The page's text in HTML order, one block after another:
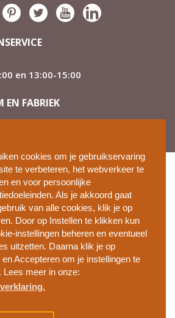
cookies om je gebruikservaring
te verbeteren, het webverkeer te
en voor persoonlijke
Als je akkoord gaat
van alle cookies, klik je op
Door op Instellen te klikken kun
instellingen beheren en eventueel
uitzetten. Daarna klik je op
en Accepteren om je instellingen te
Lees meer in onze:
en 13:00-15:00
EN FABRIEK